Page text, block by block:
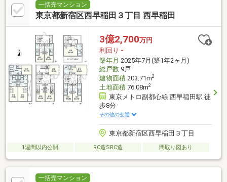
一括売マンション
東京都新宿区西早稲田３丁目 西早稲田
3億2,700万円
利回り -
築年月 2025年7月(築1年2ヶ月)
総戸数9戸
建物面積203.71m2
土地面積76.08m2
東京メトロ副都心線 西早稲田駅 徒
歩8分
その他の交通
東京都新宿区西早稲田３丁目
1週間以内公開 RC造SRC造 間取り図あり
一括売マンション